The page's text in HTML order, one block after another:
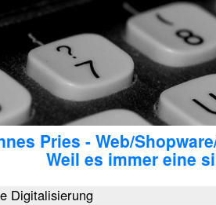
Pries - Web/
Weil es immer eine
Digitalisierung